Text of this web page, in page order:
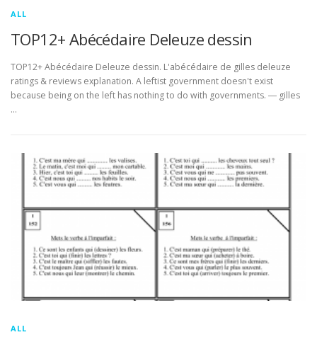
ALL
TOP12+ Abécédaire Deleuze dessin
TOP12+ Abécédaire Deleuze dessin. L'abécédaire de gilles deleuze
ratings & reviews explanation. A leftist government doesn't exist
because being on the left has nothing to do with governments. ― gilles
…
ALL